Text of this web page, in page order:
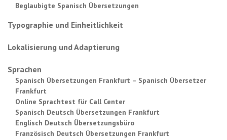
Beglaubigte Spanisch Übersetzungen
Typographie und Einheitlichkeit
Lokalisierung und Adaptierung
Sprachen
Spanisch Übersetzungen Frankfurt – Spanisch Übersetzer
Frankfurt
Online Sprachtest für Call Center
Spanisch Deutsch Übersetzungen Frankfurt
Englisch Deutsch Übersetzungsbüro
Französisch Deutsch Übersetzungen Frankfurt